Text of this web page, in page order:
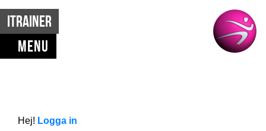
iTrainer
Hej! Logga in